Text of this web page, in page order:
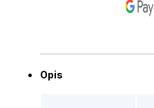
Opis